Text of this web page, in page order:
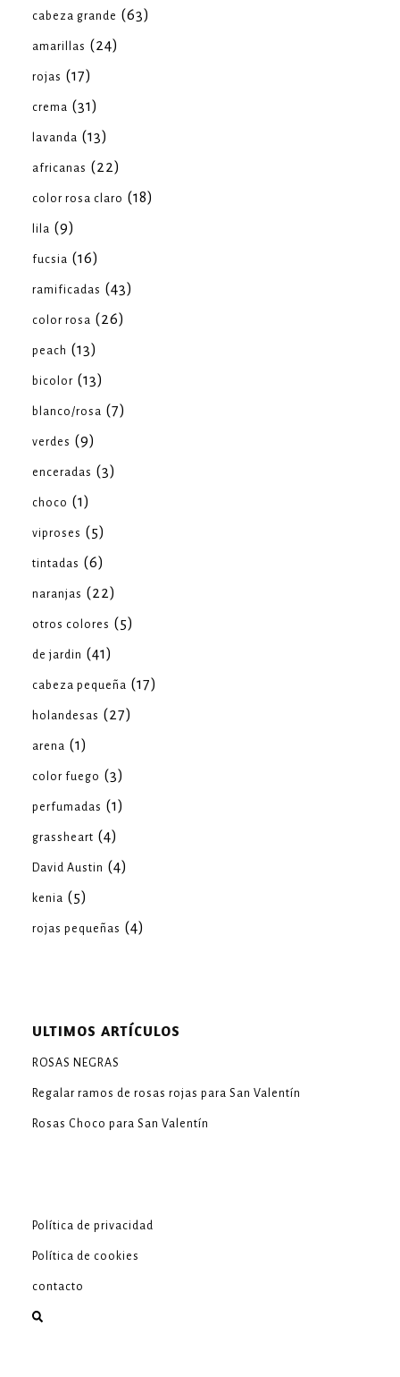
cabeza grande (63)
amarillas (24)
rojas (17)
crema (31)
lavanda (13)
africanas (22)
color rosa claro (18)
lila (9)
fucsia (16)
ramificadas (43)
color rosa (26)
peach (13)
bicolor (13)
blanco/rosa (7)
verdes (9)
enceradas (3)
choco (1)
viproses (5)
tintadas (6)
naranjas (22)
otros colores (5)
de jardin (41)
cabeza pequeña (17)
holandesas (27)
arena (1)
color fuego (3)
perfumadas (1)
grassheart (4)
David Austin (4)
kenia (5)
rojas pequeñas (4)
ULTIMOS ARTÍCULOS
ROSAS NEGRAS
Regalar ramos de rosas rojas para San Valentín
Rosas Choco para San Valentín
Política de privacidad
Política de cookies
contacto